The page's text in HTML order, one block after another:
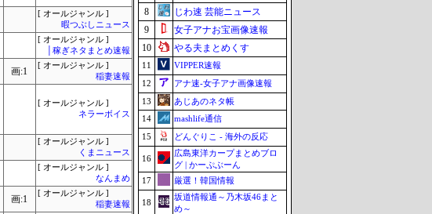
[ オールジャンル ]
暇つぶしニュース
[ オールジャンル ]
│稼ぎネタまとめ速報
画:1
[ オールジャンル ]
稲妻速報
[ オールジャンル ]
ネラーボイス
[ オールジャンル ]
くまニュース
[ オールジャンル ]
なんまめ
画:1
[ オールジャンル ]
稲妻速報
8
じわ速 芸能ニュース
9
女子アナお宝画像速報
10
やる夫まとめくす
11
VIPPER速報
12
アナ速‐女子アナ画像速報
13
あじあのネタ帳
14
mashlife通信
15
どんぐりこ - 海外の反応
16
広島東洋カープまとめブロ
グ | かーぷぶーん
17
厳選！韓国情報
18
坂道情報通～乃木坂46まと
め～